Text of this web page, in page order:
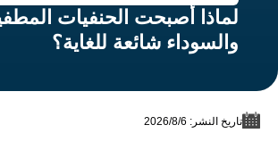
الرئيسية
لماذا أصبحت الحنفيات
والسوداء شائعة للغاية؟
تاريخ النشر: 6‏/8‏/2026